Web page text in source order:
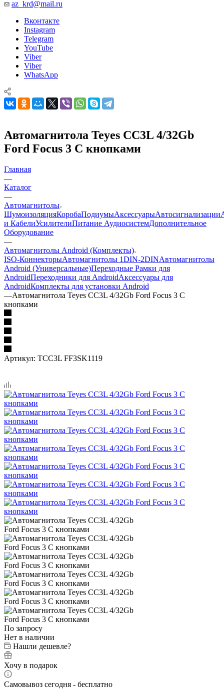
az_krd@mail.ru
Вконтакте
Instagram
Telegram
YouTube
Viber
Viber
WhatsApp
Автомагнитола Teyes CC3L 4/32Gb
Ford Focus 3 С кнопками
Главная
—
Каталог
—
Автомагнитолы
ШумоизоляцияКоробаПодиумыАксессуарыАвтосигнализации
и КабелиУсилителиПитание АудиосистемДополнительное
Оборудование
—
Автомагнитолы Android (Комплекты)
ISO-КоннекторыАвтомагнитолы 1DIN-2DINАвтомагнитолы
Android (Универсальные)Переходные Рамки для
AndroidПереходники для AndroidАксессуары для
AndroidКомплекты для установки Android
—Автомагнитола Teyes CC3L 4/32Gb Ford Focus 3 С
кнопками
Артикул: TCC3L FF3SK1119
По запросу
Нет в наличии
Нашли дешевле?
Хочу в подарок
Самовывоз сегодня - бесплатно